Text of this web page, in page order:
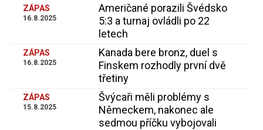
ZÁPAS
16.8.2025
Američané porazili Švédsko
5:3 a turnaj ovládli po 22
letech
ZÁPAS
16.8.2025
Kanada bere bronz, duel s
Finskem rozhodly první dvě
třetiny
ZÁPAS
15.8.2025
Švýcaři měli problémy s
Německem, nakonec ale
sedmou příčku vybojovali